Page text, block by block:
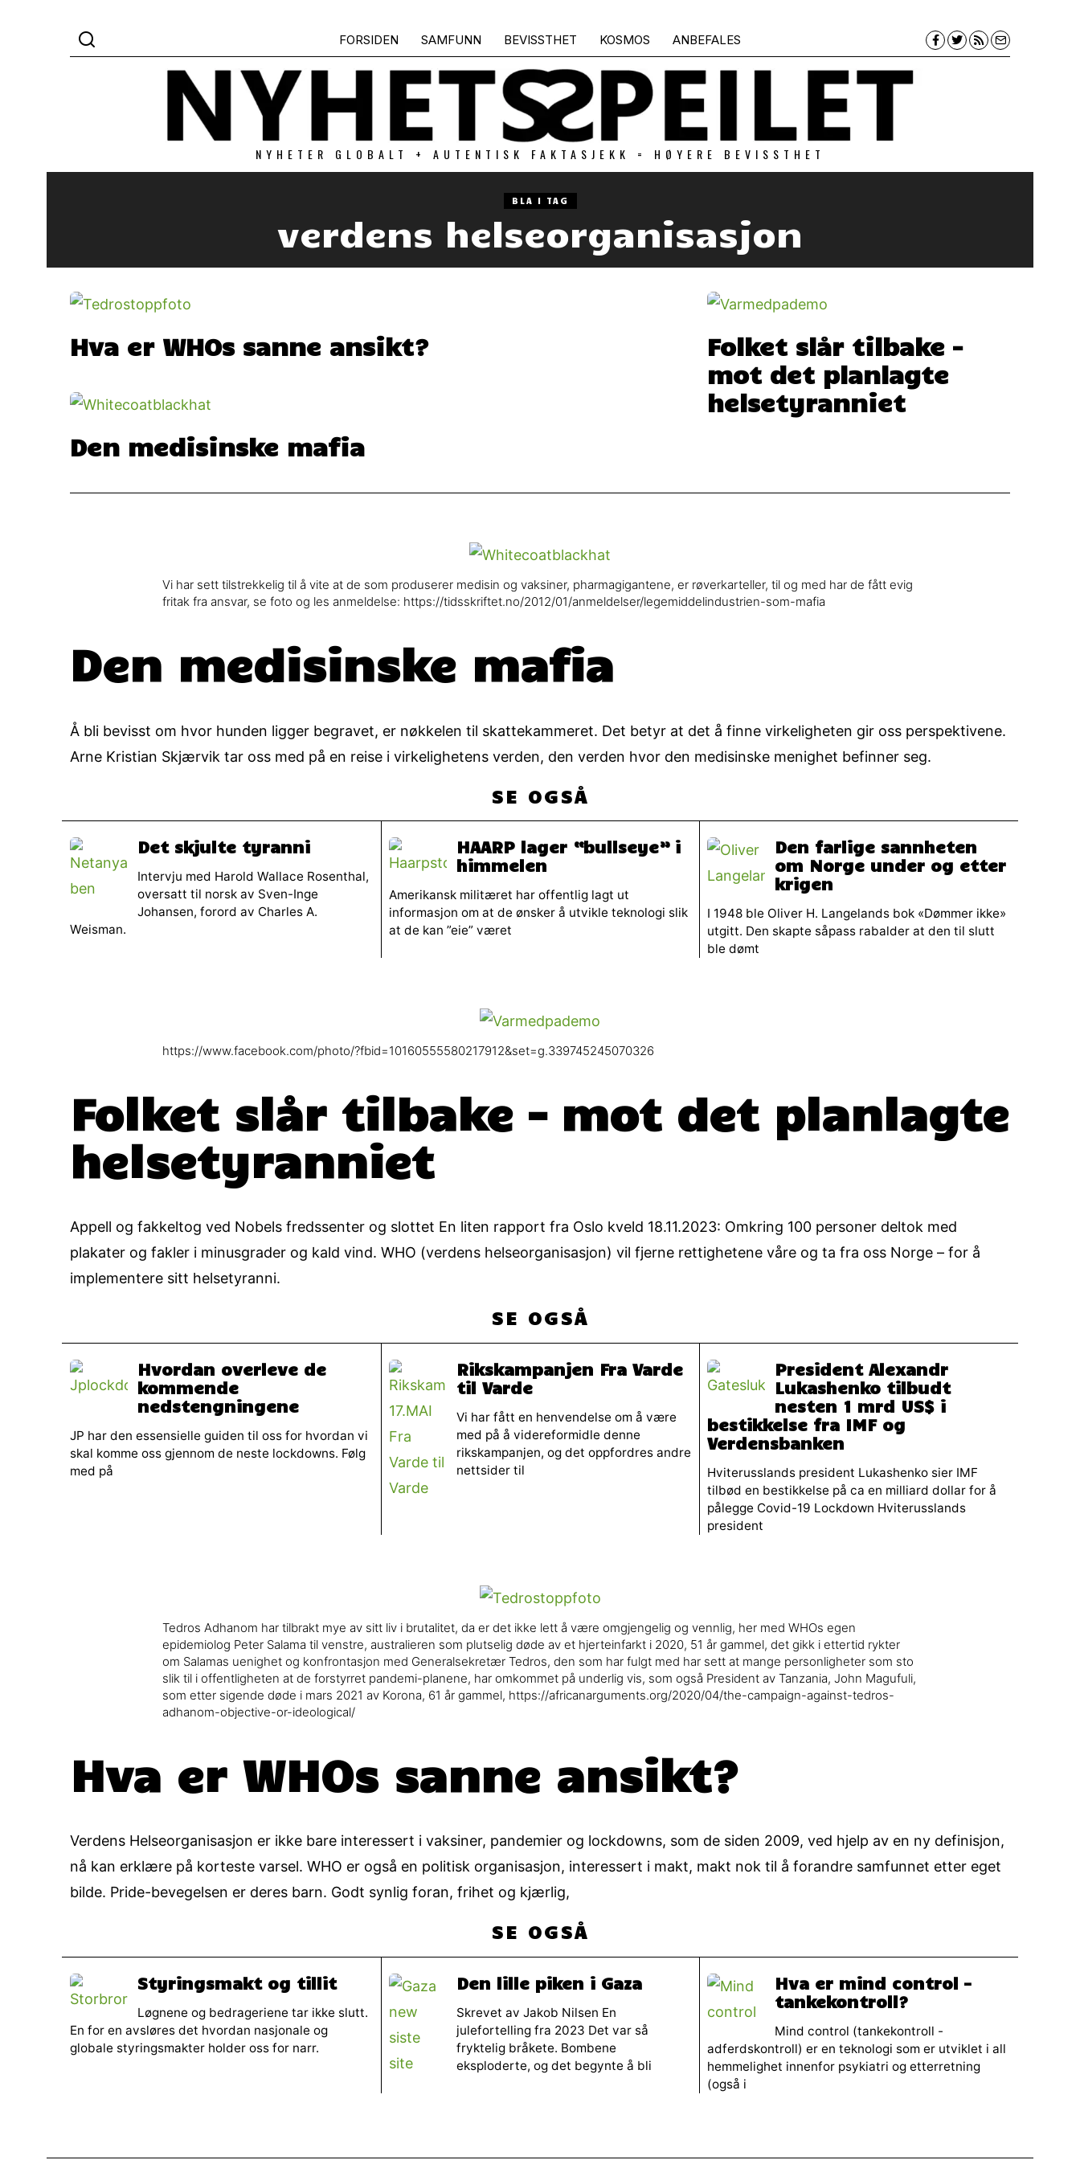
FORSIDEN SAMFUNN BEVISSTHET KOSMOS ANBEFALES
NYHETER GLOBALT + AUTENTISK FAKTASJEKK = HØYERE BEVISSTHET
BLA I TAG
verdens helseorganisasjon
Hva er WHOs sanne ansikt?
Folket slår tilbake –
mot det planlagte
helsetyranniet
Den medisinske mafia
Vi har sett tilstrekkelig til å vite at de som produserer medisin og vaksiner, pharmagigantene, er røverkarteller, til og med har de fått evig
fritak fra ansvar, se foto og les anmeldelse: https://tidsskriftet.no/2012/01/anmeldelser/legemiddelindustrien-som-mafia
Den medisinske mafia
Å bli bevisst om hvor hunden ligger begravet, er nøkkelen til skattekammeret. Det betyr at det å finne virkeligheten gir oss perspektivene.
Arne Kristian Skjærvik tar oss med på en reise i virkelighetens verden, den verden hvor den medisinske menighet befinner seg.
SE OGSÅ
Det skjulte tyranni
Intervju med Harold Wallace Rosenthal,
oversatt til norsk av Sven-Inge
Johansen, forord av Charles A.
Weisman.
HAARP lager “bullseye” i
himmelen
Amerikansk militæret har offentlig lagt ut
informasjon om at de ønsker å utvikle teknologi slik
at de kan ”eie” været
Den farlige sannheten
om Norge under og etter
krigen
I 1948 ble Oliver H. Langelands bok «Dømmer ikke»
utgitt. Den skapte såpass rabalder at den til slutt
ble dømt
https://www.facebook.com/photo/?fbid=10160555580217912&set=g.339745245070326
Folket slår tilbake – mot det planlagte
helsetyranniet
Appell og fakkeltog ved Nobels fredssenter og slottet En liten rapport fra Oslo kveld 18.11.2023: Omkring 100 personer deltok med
plakater og fakler i minusgrader og kald vind. WHO (verdens helseorganisasjon) vil fjerne rettighetene våre og ta fra oss Norge – for å
implementere sitt helsetyranni.
SE OGSÅ
Hvordan overleve de
kommende
nedstengningene
JP har den essensielle guiden til oss for hvordan vi
skal komme oss gjennom de neste lockdowns. Følg
med på
Rikskampanjen Fra Varde
til Varde
Vi har fått en henvendelse om å være
med på å videreformidle denne
rikskampanjen, og det oppfordres andre
nettsider til
President Alexandr
Lukashenko tilbudt
nesten 1 mrd US$ i
bestikkelse fra IMF og
Verdensbanken
Hviterusslands president Lukashenko sier IMF
tilbød en bestikkelse på ca en milliard dollar for å
pålegge Covid-19 Lockdown Hviterusslands
president
Tedros Adhanom har tilbrakt mye av sitt liv i brutalitet, da er det ikke lett å være omgjengelig og vennlig, her med WHOs egen
epidemiolog Peter Salama til venstre, australieren som plutselig døde av et hjerteinfarkt i 2020, 51 år gammel, det gikk i ettertid rykter
om Salamas uenighet og konfrontasjon med Generalsekretær Tedros, den som har fulgt med har sett at mange personligheter som sto
slik til i offentligheten at de forstyrret pandemi-planene, har omkommet på underlig vis, som også President av Tanzania, John Magufuli,
som etter sigende døde i mars 2021 av Korona, 61 år gammel, https://africanarguments.org/2020/04/the-campaign-against-tedros-
adhanom-objective-or-ideological/
Hva er WHOs sanne ansikt?
Verdens Helseorganisasjon er ikke bare interessert i vaksiner, pandemier og lockdowns, som de siden 2009, ved hjelp av en ny definisjon,
nå kan erklære på korteste varsel. WHO er også en politisk organisasjon, interessert i makt, makt nok til å forandre samfunnet etter eget
bilde. Pride-bevegelsen er deres barn. Godt synlig foran, frihet og kjærlig,
SE OGSÅ
Styringsmakt og tillit
Løgnene og bedrageriene tar ikke slutt.
En for en avsløres det hvordan nasjonale og
globale styringsmakter holder oss for narr.
Den lille piken i Gaza
Skrevet av Jakob Nilsen En
julefortelling fra 2023 Det var så
fryktelig bråkete. Bombene
eksploderte, og det begynte å bli
Hva er mind control –
tankekontroll?
Mind control (tankekontroll -
adferdskontroll) er en teknologi som er utviklet i all
hemmelighet innenfor psykiatri og etterretning
(også i